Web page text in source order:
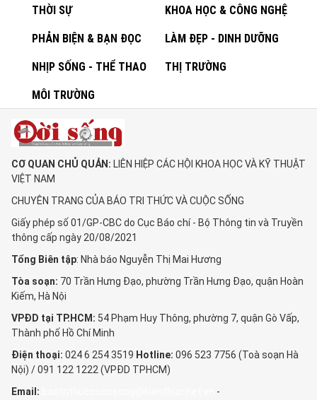
THỜI SỰ KHOA HỌC & CÔNG NGHỆ
PHẢN BIỆN & BẠN ĐỌC LÀM ĐẸP - DINH DƯỠNG
NHỊP SỐNG - THỂ THAO THỊ TRƯỜNG
MÔI TRƯỜNG
CƠ QUAN CHỦ QUẢN: LIÊN HIỆP CÁC HỘI KHOA HỌC VÀ KỸ THUẬT
VIỆT NAM
CHUYÊN TRANG CỦA BÁO TRI THỨC VÀ CUỘC SỐNG
Giấy phép số 01/GP-CBC do Cục Báo chí - Bộ Thông tin và Truyền
thông cấp ngày 20/08/2021
Tổng Biên tập: Nhà báo Nguyễn Thị Mai Hương
Tòa soạn: 70 Trần Hưng Đạo, phường Trần Hưng Đạo, quận Hoàn
Kiếm, Hà Nội
VPĐD tại TP.HCM: 54 Phạm Huy Thông, phường 7, quận Gò Vấp,
Thành phố Hồ Chí Minh
Điện thoại: 024 6 254 3519 Hotline: 096 523 7756 (Toà soạn Hà
Nội) / 091 122 1222 (VPĐD TPHCM)
Email:
-